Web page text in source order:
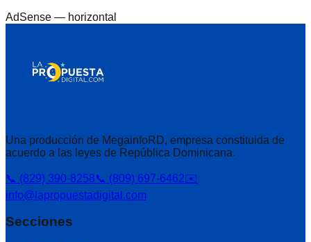
AdSense — horizontal
Una producción de MegainfoRD, empresa constituida de
acuerdo a las leyes de República Dominicana.
📞 (829) 390-8258📞 (809) 697-6462✉️
info@lapropuestadigital.com
Secciones